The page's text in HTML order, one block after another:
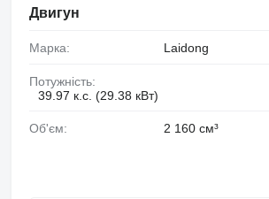
Двигун
Марка: Laidong
Потужність:
39.97 к.с. (29.38 кВт)
Об'єм: 2 160 см³